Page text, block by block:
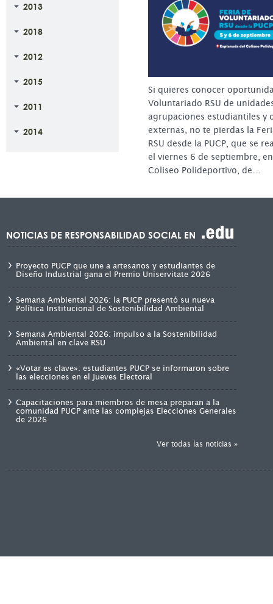
2013
2018
2012
2015
2011
2014
Si quieres conocer
Voluntariado RSU de
agrupaciones estudiantiles y
externas, no te pierdas la
RSU desde la PUCP, que se
el viernes 6 de septiembre,
Coliseo Polideportivo, de…
NOTICIAS DE RESPONSABILIDAD SOCIAL EN
Proyecto PUCP que une a artesanos y estudiantes de
Diseño Industrial gana el Premio Uniservitate 2026
Semana Ambiental 2026: la PUCP presentó su nueva
Política Institucional de Sostenibilidad Ambiental
Semana Ambiental 2026: impulso a la Sostenibilidad
Ambiental en clave RSU
«Votar es clave»: estudiantes PUCP se informaron sobre
las elecciones en el Jueves Electoral
Capacitaciones para miembros de mesa preparan a la
comunidad PUCP ante las complejas Elecciones Generales
de 2026
Ver todas las noticias »